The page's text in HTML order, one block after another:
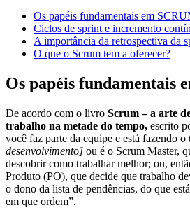
Os papéis fundamentais em
Ciclos de sprint e incremento
A importância da retrospectiva da
O que o Scrum tem a oferecer?
Os papéis fundamentais
De acordo com o livro Scrum – a arte
trabalho na metade do tempo, escrito
você faz parte da equipe e está fazendo o
desenvolvimento] ou é o Scrum Master,
descobrir como trabalhar melhor; ou,
Produto (PO), que decide que trabalho
o dono da lista de pendências, do que
em que ordem”.